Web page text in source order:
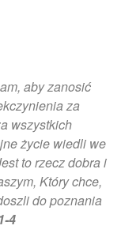
aby zanosić
za
wszystkich
życie wiedli we
to rzecz dobra i
Który chce,
do poznania
4